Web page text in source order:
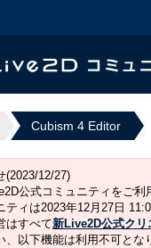
Cubism 4 Editor
(2023/12/27)
公式コミュニティをご利
ティは2023年12月27日
はすべて新Live2D公式クリ
、以下機能は利用不可とな